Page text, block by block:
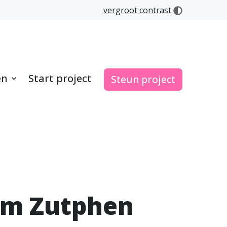
vergroot contrast
Start project Steun project
Zutphen